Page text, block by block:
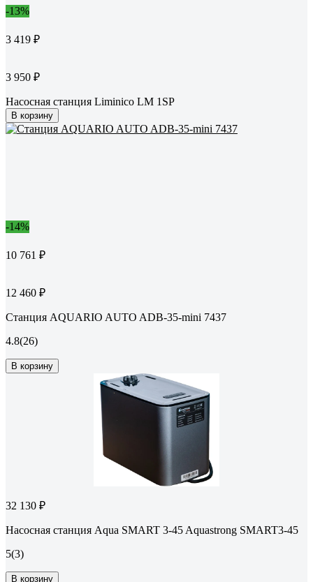
-13%
3 419 ₽
3 950 ₽
Насосная станция Liminico LM 1SP
В корзину
-14%
10 761 ₽
12 460 ₽
Станция AQUARIO AUTO ADB-35-mini 7437
4.8(26)
В корзину
32 130 ₽
Насосная станция Aqua SMART 3-45 Aquastrong SMART3-45
5(3)
В корзину